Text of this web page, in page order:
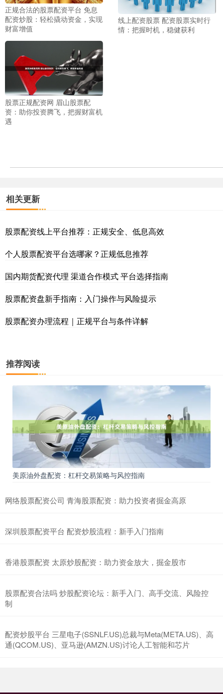
正规合法的股票配资平台 免息
配资炒股：轻松撬动资金，实现
财富增值
线上配资股票 配资股票实时行
情：把握时机，稳健获利
股票正规配资网 眉山股票配
资：助你投资腾飞，把握财富机
遇
相关更新
股票配资线上平台推荐：正规安全、低息高效
个人股票配资平台选哪家？正规低息推荐
国内期货配资代理 渠道合作模式 平台选择指南
股票配资盘新手指南：入门操作与风险提示
股票配资办理流程｜正规平台与条件详解
推荐阅读
美原油外盘配资：杠杆交易策略与风控指南
网络股票配资公司 青海股票配资：助力投资者掘金高原
深圳股票配资平台 配资炒股流程：新手入门指南
香港股票配资 太原炒股配资：助力资金放大，掘金股市
股票配资合法吗 炒股配资论坛：新手入门、高手交流、风险控
制
配资炒股平台 三星电子(SSNLF.US)总裁与Meta(META.US)、高
通(QCOM.US)、亚马逊(AMZN.US)讨论人工智能和芯片